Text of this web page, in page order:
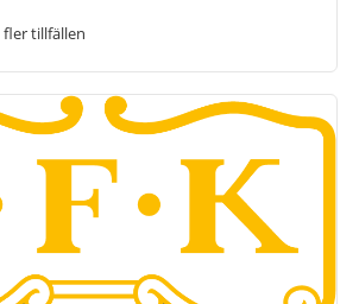
fler tillfällen